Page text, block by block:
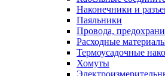
Наконечники и
Паяльники
Провода,
Расходные
Термоусадочные
Хомуты